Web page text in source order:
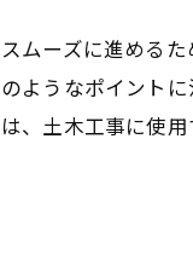
ムーズに進める
ようなポイント
、土木工事に使